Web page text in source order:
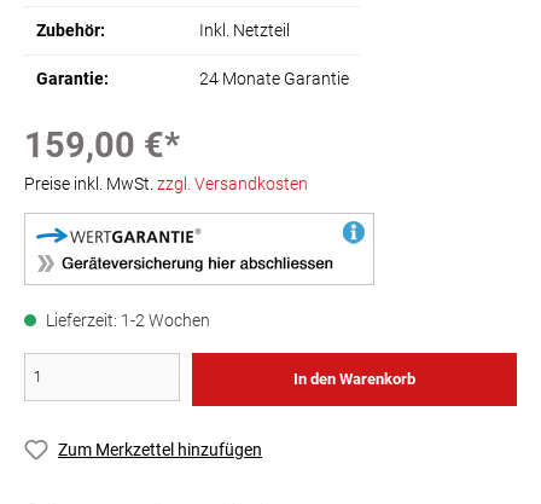
Zubehör: Inkl. Netzteil
Garantie: 24 Monate Garantie
159,00 €*
Preise inkl. MwSt. zzgl. Versandkosten
Lieferzeit: 1-2 Wochen
In den Warenkorb
Zum Merkzettel hinzufügen